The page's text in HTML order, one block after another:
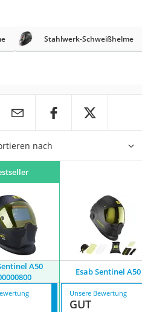
Stahlwerk-Schweißhelme
nach
A50
Esab Sentinel A50
Unsere Bewertung
GUT